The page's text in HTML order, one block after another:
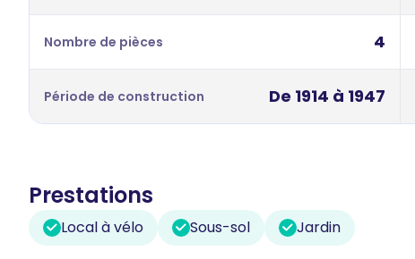
Nombre de pièces 4
Période de construction De 1914 à 1947
Prestations
Local à vélo Sous-sol Jardin